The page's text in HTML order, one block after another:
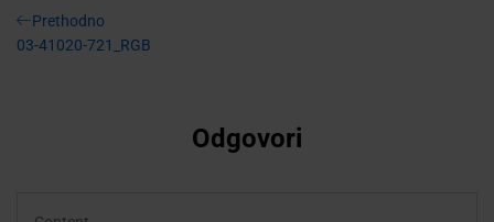
Navigacija
Previous
Post
Prethodno
03-41020-721_RGB
Odgovori